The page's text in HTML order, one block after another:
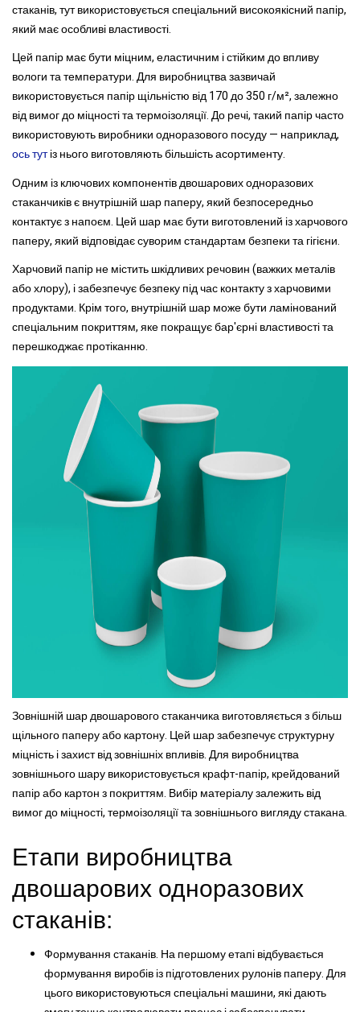
стаканів, тут використовується спеціальний високоякісний папір,
який має особливі властивості.
Цей папір має бути міцним, еластичним і стійким до впливу
вологи та температури. Для виробництва зазвичай
використовується папір щільністю від 170 до 350 г/м², залежно
від вимог до міцності та термоізоляції. До речі, такий папір часто
використовують виробники одноразового посуду — наприклад,
ось тутіз нього виготовляють більшість асортименту.
Одним із ключових компонентів двошарових одноразових
стаканчиків є внутрішній шар паперу, який безпосередньо
контактує з напоєм. Цей шар має бути виготовлений із харчового
паперу, який відповідає суворим стандартам безпеки та гігієни.
Харчовий папір не містить шкідливих речовин (важких металів
або хлору), і забезпечує безпеку під час контакту з харчовими
продуктами. Крім того, внутрішній шар може бути ламінований
спеціальним покриттям, яке покращує бар'єрні властивості та
перешкоджає протіканню.
Зовнішній шар двошарового стаканчика виготовляється з більш
щільного паперу або картону. Цей шар забезпечує структурну
міцність і захист від зовнішніх впливів. Для виробництва
зовнішнього шару використовується крафт-папір, крейдований
папір або картон з покриттям. Вибір матеріалу залежить від
вимог до міцності, термоізоляції та зовнішнього вигляду стакана.
Етапи виробництва
двошарових одноразових
стаканів:
Формування стаканів. На першому етапі відбувається
формування виробів із підготовлених рулонів паперу. Для
цього використовуються спеціальні машини, які дають